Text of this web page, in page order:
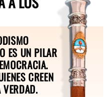
ES UN PILAR
CREEN
VERDAD.